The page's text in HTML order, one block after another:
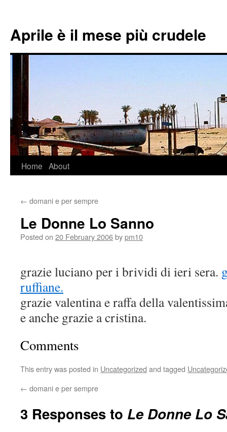
Aprile è il mese più crudele
Skip
content
Home About
← domani e per sempre
Le Donne Lo Sanno
Posted on 20 February 2006bypm10
grazie luciano per i brividi di ieri sera.
ruffiane.
grazie valentina e raffa della
e anche grazie a cristina.
Comments
This entry was posted in Uncategorized and tagged
← domani e per sempre
3 Responses to Le Donne Lo